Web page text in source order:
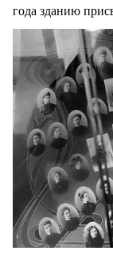
года зданию